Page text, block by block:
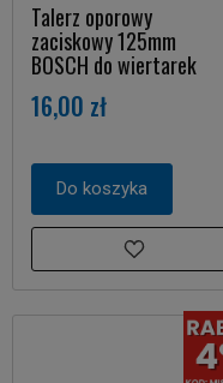
Talerz oporowy
zaciskowy 125mm
BOSCH do wiertarek
16,00 zł
Do koszyka